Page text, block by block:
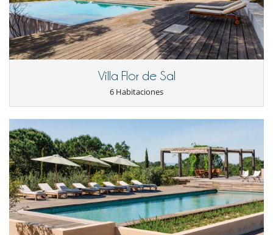
Villa Flor de Sal
6 Habitaciones